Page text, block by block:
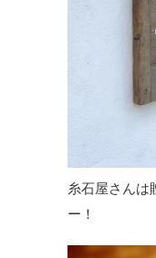
糸石屋さんは
ー！